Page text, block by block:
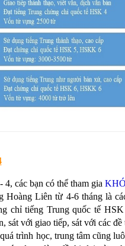
4, các bạn có thể tham gia
Hoàng Liên từ 4-6 tháng là
chỉ tiếng Trung quốc tế
sát với giao tiếp, sát với các
trình học, trung tâm cũng